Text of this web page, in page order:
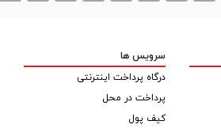
سرویس ها
درگاه پرداخت اینترنتی
پرداخت در محل
کیف پول